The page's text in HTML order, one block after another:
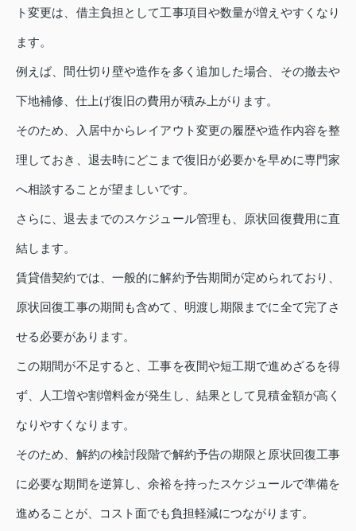
ト変更は、借主負担として工事項目や数量が増えやすくなり
ます。
例えば、間仕切り壁や造作を多く追加した場合、その撤去や
下地補修、仕上げ復旧の費用が積み上がります。
そのため、入居中からレイアウト変更の履歴や造作内容を整
理しておき、退去時にどこまで復旧が必要かを早めに専門家
へ相談することが望ましいです。
さらに、退去までのスケジュール管理も、原状回復費用に直
結します。
賃貸借契約では、一般的に解約予告期間が定められており、
原状回復工事の期間も含めて、明渡し期限までに全て完了さ
せる必要があります。
この期間が不足すると、工事を夜間や短工期で進めざるを得
ず、人工増や割増料金が発生し、結果として見積金額が高く
なりやすくなります。
そのため、解約の検討段階で解約予告の期限と原状回復工事
に必要な期間を逆算し、余裕を持ったスケジュールで準備を
進めることが、コスト面でも負担軽減につながります。